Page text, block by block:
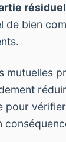
de bien
mutuelles
pour